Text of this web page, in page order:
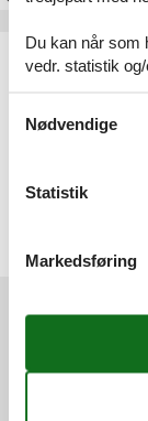
Artikeltyper
Danmark
Ringkøbing
Du kan når som
vedr. statistik
Nødvendige
Statistik
Markedsføring